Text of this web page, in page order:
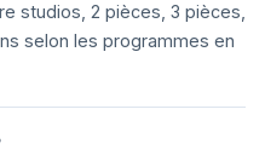
studios, 2 pièces, 3 pièces,
selon les programmes en